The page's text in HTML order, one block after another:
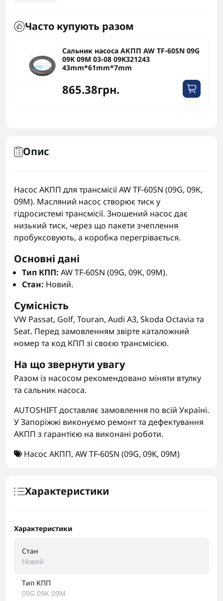
Часто купують разом
Сальник насоса АКПП AW TF-60SN 09G
09K 09M 03-08 09K321243
43mm*61mm*7mm
865.38грн.
Опис
Насос АКПП для трансмісії AW TF-60SN (09G, 09K,
09M). Масляний насос створює тиск у
гідросистемі трансмісії. Зношений насос дає
низький тиск, через що пакети зчеплення
пробуксовують, а коробка перегрівається.
Основні дані
Тип КПП: AW TF-60SN (09G, 09K, 09M).
Стан: Новий.
Сумісність
VW Passat, Golf, Touran, Audi A3, Skoda Octavia та
Seat. Перед замовленням звірте каталожний
номер та код КПП зі своєю трансмісією.
На що звернути увагу
Разом із насосом рекомендовано міняти втулку
та сальник насоса.
AUTOSHIFT доставляє замовлення по всій Україні.
У Запоріжжі виконуємо ремонт та дефектування
АКПП з гарантією на виконані роботи.
Насос АКПП, AW TF-60SN (09G, 09K, 09M)
Характеристики
Характеристики
Стан
Новий
Тип КПП
09G 09K 09M